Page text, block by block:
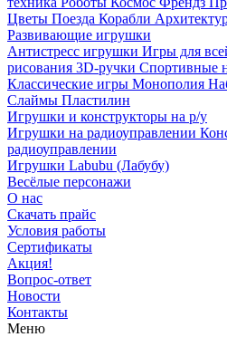
Цветы Поезда Корабли
Развивающие игрушки
Антистресс игрушки Игры для
рисования 3D-ручки Спортивные
Классические игры Монополия
Слаймы Пластилин
Игрушки и конструкторы на р/у
Игрушки на радиоуправлении
радиоуправлении
Игрушки Labubu (Лабубу)
Весёлые персонажи
О нас
Скачать прайс
Условия работы
Сертификаты
Акция!
Вопрос-ответ
Новости
Контакты
Меню